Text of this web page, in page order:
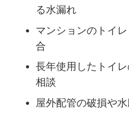
る水漏れ
マンションのトイ
合
長年使用したトイ
相談
屋外配管の破損や